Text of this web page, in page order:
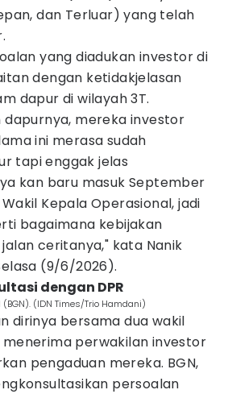
dan Terluar) yang telah
yang diadukan investor di
dengan ketidakjelasan
dapur di wilayah 3T.
dapurnya, mereka investor
ini merasa sudah
tapi enggak jelas
kan baru masuk September
Kepala Operasional, jadi
bagaimana kebijakan
ceritanya," kata Nanik
(9/6/2026).
dengan DPR
(IDN Times/Trio Hamdani)
dirinya bersama dua wakil
menerima perwakilan investor
pengaduan mereka. BGN,
persoalan